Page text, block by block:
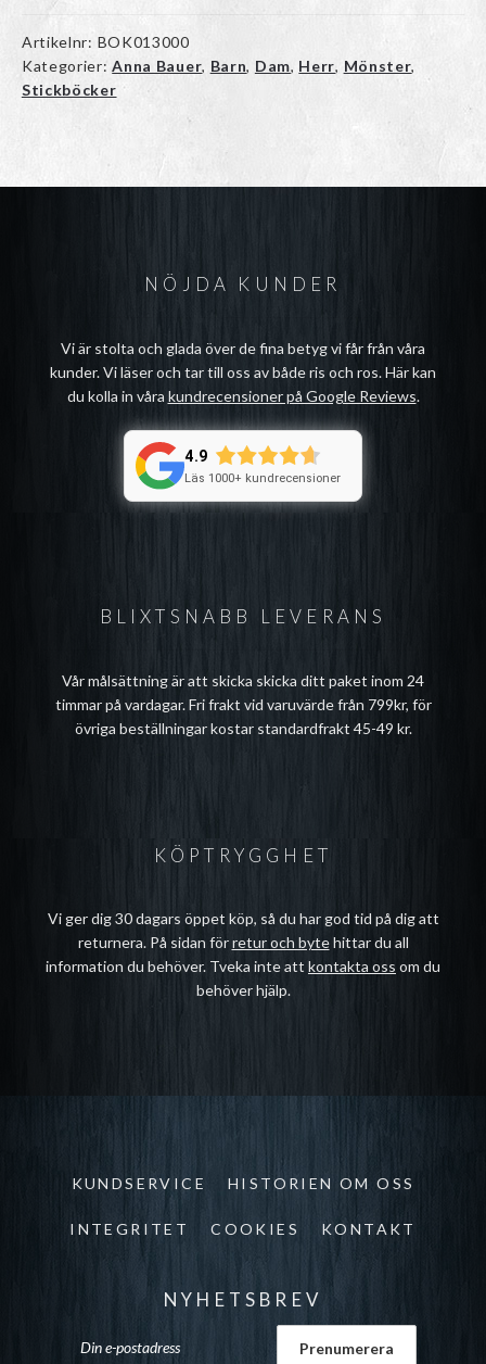
Artikelnr: BOK013000
Kategorier:Anna Bauer, Barn, Dam, Herr, Mönster,
Stickböcker
BLIXTSNABB LEVERANS
Vår målsättning är att skicka skicka ditt paket inom 24
timmar på vardagar. Fri frakt vid varuvärde från 799kr, för
övriga beställningar kostar standardfrakt 45-49 kr.
NÖJDA KUNDER
Vi är stolta och glada över de fina betyg vi får från våra
kunder. Vi läser och tar till oss av både ris och ros. Här kan
du kolla in våra kundrecensioner på Google Reviews.
4.9
Läs 1000+ kundrecensioner
KÖPTRYGGHET
Vi ger dig 30 dagars öppet köp, så du har god tid på dig att
returnera. På sidan förretur och bytehittar du all
information du behöver. Tveka inte att kontakta oss om du
behöver hjälp.
KUNDSERVICE HISTORIEN OM OSS
INTEGRITET COOKIES KONTAKT
NYHETSBREV